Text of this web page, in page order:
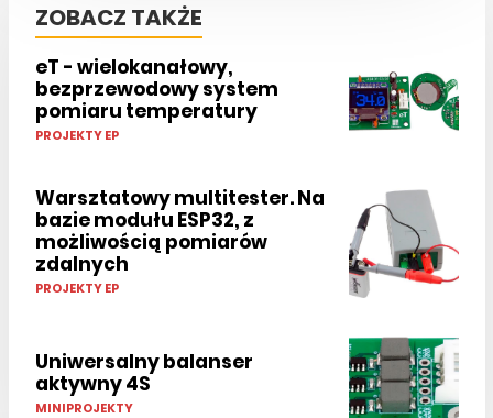
ZOBACZ TAKŻE
eT - wielokanałowy,
bezprzewodowy system
pomiaru temperatury
PROJEKTY EP
Warsztatowy multitester. Na
bazie modułu ESP32, z
możliwością pomiarów
zdalnych
PROJEKTY EP
Uniwersalny balanser
aktywny 4S
MINIPROJEKTY